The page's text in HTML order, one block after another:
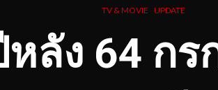
TV & MOVIE UPDATE
ลัง 64 ก